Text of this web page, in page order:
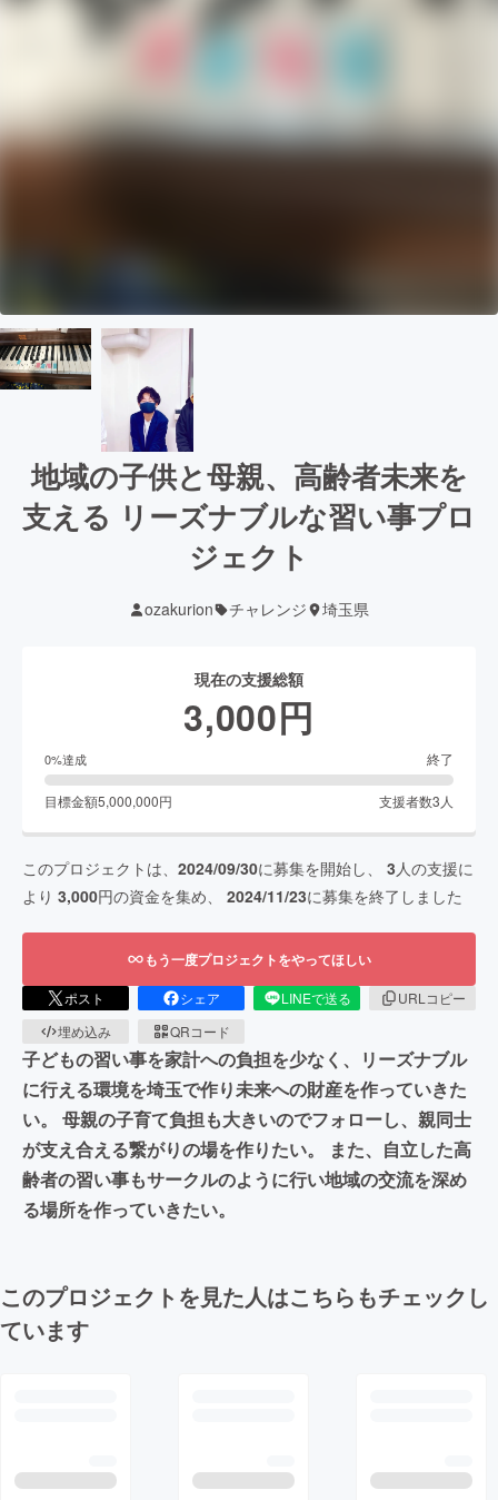
地域の子供と母親、高齢者未来を
支える リーズナブルな習い事プロ
ジェクト
ozakurion チャレンジ 埼玉県
現在の支援総額
3,000円
0%達成 終了
目標金額5,000,000円 支援者数3 人
このプロジェクトは、 2024/09/30に募集を開始し、 3人の支援に
より 3,000円の資金を集め、 2024/11/23に募集を終了しました
もう一度プロジェクトをやってほしい
ポスト シェア LINEで送る
URLコピー
埋め込み
QRコード
子どもの習い事を家計への負担を少なく、リーズナブル
に行える環境を埼玉で作り未来への財産を作っていきた
い。 母親の子育て負担も大きいのでフォローし、親同士
が支え合える繋がりの場を作りたい。 また、自立した高
齢者の習い事もサークルのように行い地域の交流を深め
る場所を作っていきたい。
このプロジェクトを見た人はこちらもチェックし
ています